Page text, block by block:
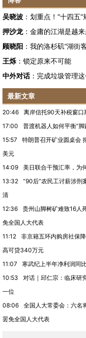
员跨国走私7万
丸 尿检体内含3种
视线｜被
度Z世代
吴晓波 ： 划重点！“十四五
押沙龙 ： 金庸的江湖是越
顾晓阳 ： 我的洛杉矶“湖街
王烁 ： 锁定原来不可能
中外对话： 完成垃圾管理这
最新文章
20:46
离岸信托90天补税窗口
17:00
普渡机器人如何平衡“脚
15:57
特朗普召开矿业圆桌会
美元
14:09
美日联合干预汇率，为
13:32
“90后”农民工讨薪涉刑
清
12:36
贵州山脚树矿难致16人
免全国人大代表
11:12
非京籍五环内购房社保
高可贷340万元
11:07
寒武纪上半年净利润同
10:53
对话｜邱仁宗：临床研
一位
08:06
全国人大常委会：六名
罢免全国人大代表